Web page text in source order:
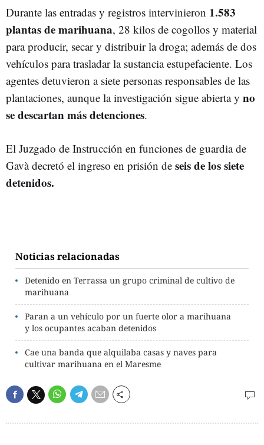
Durante las entradas y registros intervinieron 1.583
plantas de marihuana, 28 kilos de cogollos y material
para producir, secar y distribuir la droga; además de dos
vehículos para trasladar la sustancia estupefaciente. Los
agentes detuvieron a siete personas responsables de las
plantaciones, aunque la investigación sigue abierta y no
se descartan más detenciones.
El Juzgado de Instrucción en funciones de guardia de
Gavà decretó el ingreso en prisión de seis de los siete
detenidos.
Noticias relacionadas
Detenido en Terrassa un grupo criminal de cultivo de
marihuana
Paran a un vehículo por un fuerte olor a marihuana
y los ocupantes acaban detenidos
Cae una banda que alquilaba casas y naves para
cultivar marihuana en el Maresme